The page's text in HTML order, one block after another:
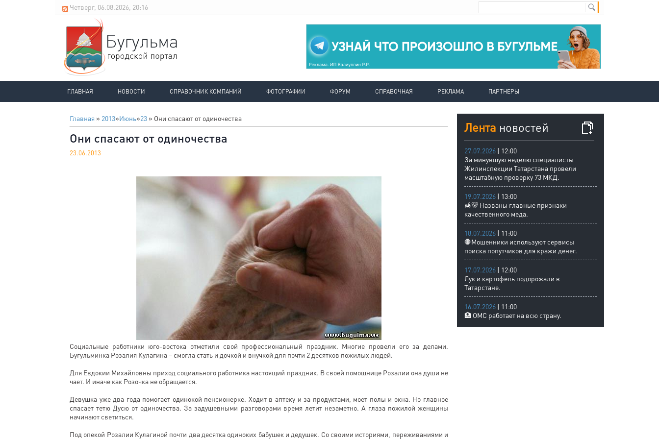
Четверг, 06.08.2026, 20:16
ГЛАВНАЯ НОВОСТИ СПРАВОЧНИК КОМПАНИЙ ФОТОГРАФИИ ФОРУМ СПРАВОЧНАЯ РЕКЛАМА ПАРТНЕРЫ
Главная » 2013»Июнь»23 » Они спасают от одиночества
Они спасают от одиночества
23.06.2013
Социальные работники юго-востока отметили свой профессиональный праздник. Многие провели его за делами.
Бугульминка Розалия Кулагина – смогла стать и дочкой и внучкой для почти 2 десятков пожилых людей.
Для Евдокии Михайловны приход социального работника настоящий праздник. В своей помощнице Розалии она души не
чает. И иначе как Розочка не обращается.
Девушка уже два года помогает одинокой пенсионерке. Ходит в аптеку и за продуктами, моет полы и окна. Но главное
спасает тетю Дусю от одиночества. За задушевными разговорами время летит незаметно. А глаза пожилой женщины
начинают светиться.
Под опекой Розалии Кулагиной почти два десятка одиноких бабушек и дедушек. Со своими историями, переживаниями и
Лента новостей
27.07.2026 | 12:00
За минувшую неделю специалисты
Жилинспекции Татарстана провели
масштабную проверку 73 МКД.
19.07.2026 | 13:00
🍯🐻 Названы главные признаки
качественного меда.
18.07.2026 | 11:00
🛑Мошенники используют сервисы
поиска попутчиков для кражи денег.
17.07.2026 | 12:00
Лук и картофель подорожали в
Татарстане.
16.07.2026 | 11:00
🏥 ОМС работает на всю страну.